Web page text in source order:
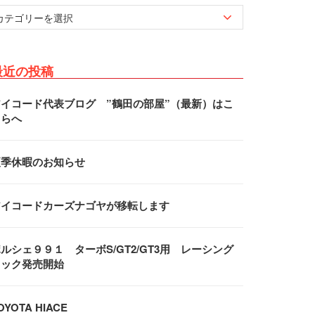
の投稿
コード代表ブログ ”鶴田の部屋”（最新）はこ
へ
休暇のお知らせ
コードカーズナゴヤが移転します
シェ９９１ ターボS/GT2/GT3用 レーシング
ク発売開始
HIACE